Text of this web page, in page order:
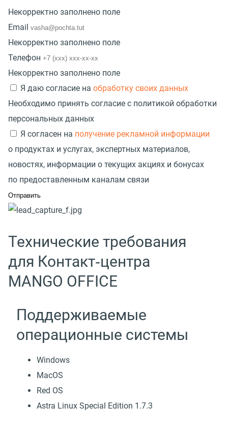
Некорректно заполнено поле
Email
Некорректно заполнено поле
Телефон
Некорректно заполнено поле
Я даю согласие на обработку своих данных
Необходимо принять согласие с политикой обработки
персональных данных
Я согласен на получение рекламной информации
о продуктах и услугах, экспертных материалов,
новостях, информации о текущих акциях и бонусах
по предоставленным каналам связи
Технические требования
для Контакт‑центра
MANGO OFFICE
Поддерживаемые
операционные системы
Windows
MacOS
Red OS
Astra Linux Special Edition 1.7.3